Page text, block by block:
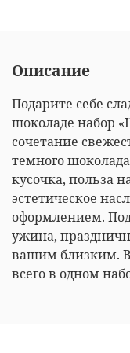
Описание
Подарите себе
шоколаде набор
сочетание
темного
кусочка, польза
эстетическое
оформлением.
ужина,
вашим близким.
всего в одном